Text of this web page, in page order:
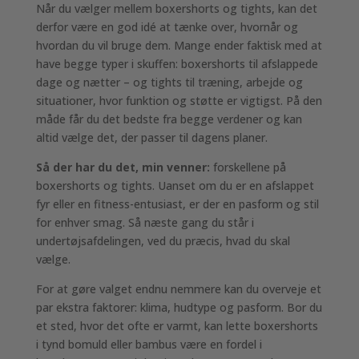
Når du vælger mellem boxershorts og tights, kan det
derfor være en god idé at tænke over, hvornår og
hvordan du vil bruge dem. Mange ender faktisk med at
have begge typer i skuffen: boxershorts til afslappede
dage og nætter – og tights til træning, arbejde og
situationer, hvor funktion og støtte er vigtigst. På den
måde får du det bedste fra begge verdener og kan
altid vælge det, der passer til dagens planer.
Så der har du det, min venner: forskellene på
boxershorts og tights. Uanset om du er en afslappet
fyr eller en fitness-entusiast, er der en pasform og stil
for enhver smag. Så næste gang du står i
undertøjsafdelingen, ved du præcis, hvad du skal
vælge.
For at gøre valget endnu nemmere kan du overveje et
par ekstra faktorer: klima, hudtype og pasform. Bor du
et sted, hvor det ofte er varmt, kan lette boxershorts
i tynd bomuld eller bambus være en fordel i